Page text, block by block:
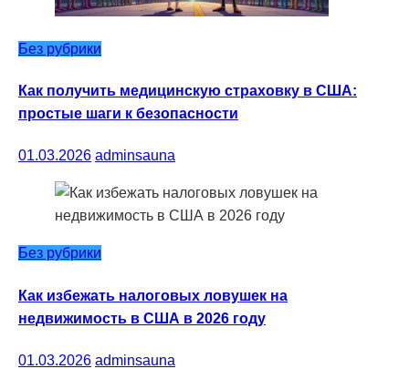
Без рубрики
Как получить медицинскую страховку в США:
простые шаги к безопасности
01.03.2026 adminsauna
Без рубрики
Как избежать налоговых ловушек на
недвижимость в США в 2026 году
01.03.2026 adminsauna